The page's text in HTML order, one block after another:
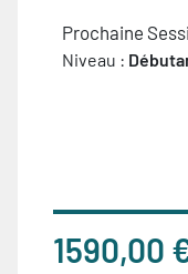
Prochaine
Niveau :
1590,00